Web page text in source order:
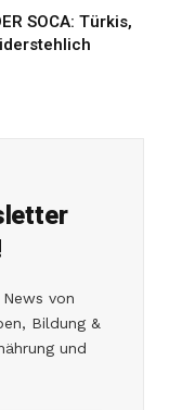
SOCA: Türkis,
von
Bildung &
und